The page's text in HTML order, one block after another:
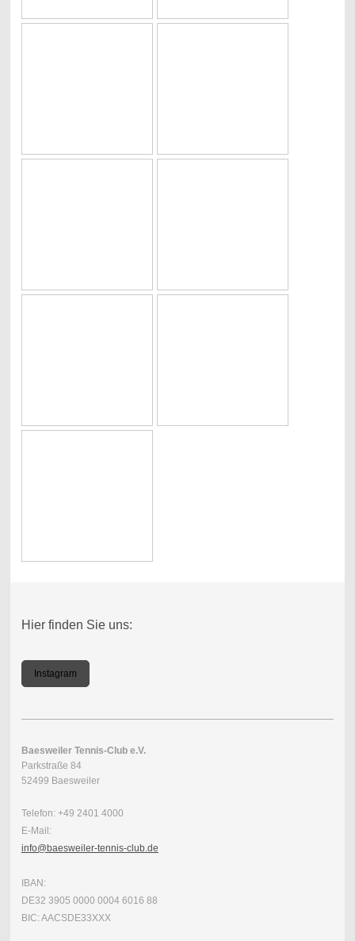
Hier finden Sie uns:
Instagram
Baesweiler Tennis-Club e.V.
Parkstraße 84
52499 Baesweiler
Telefon: +49 2401 4000
E-Mail:
info@baesweiler-tennis-club.de
IBAN:
DE32 3905 0000 0004 6016 88
BIC: AACSDE33XXX